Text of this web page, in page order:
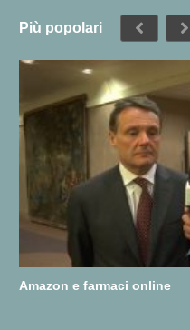
Più popolari
Amazon e farmaci online